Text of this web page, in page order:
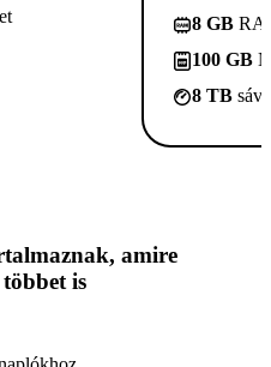
8 GB
100 GB
8 TB
amire
is